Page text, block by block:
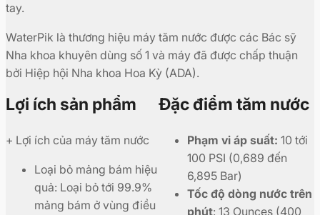
tay.
WaterPik là thương hiệu máy tăm nước được các Bác sỹ
Nha khoa khuyên dùng số 1 và máy đã được chấp thuận
bởi Hiệp hội Nha khoa Hoa Kỳ (ADA).
Lợi ích sản phẩm
+ Lợi ích của máy tăm nước
Loại bỏ mảng bám hiệu
quả: Loại bỏ tới 99.9%
mảng bám ở vùng điều
Đặc điểm tăm nước
Phạm vi áp suất: 10 tới
100 PSI (0,689 đến
6,895 Bar)
Tốc độ dòng nước trên
phút: 13 Ounces (400